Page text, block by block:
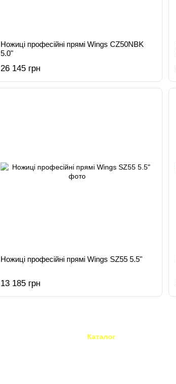
Ножиці професійні прямі Wings CZ50NBK
5.0"
26 145 грн
Ножиці професійні прямі Wings SZ55 5.5"
13 185 грн
Каталог